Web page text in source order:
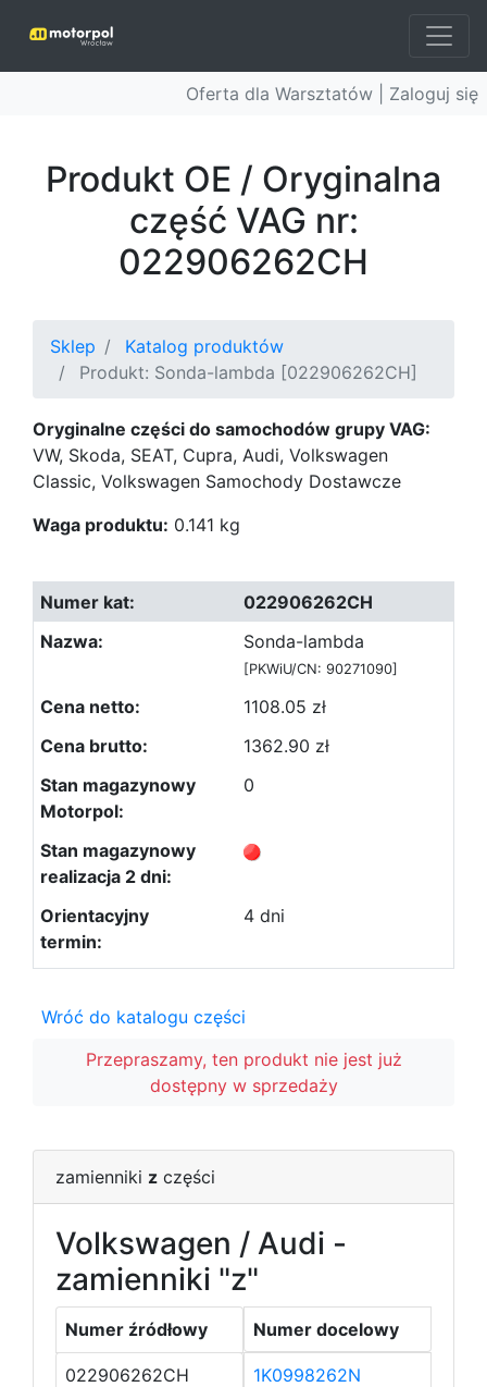
Oferta dla Warsztatów | Zaloguj się
Produkt OE / Oryginalna
część VAG nr:
022906262CH
Sklep
Katalog produktów
Produkt: Sonda-lambda [022906262CH]
Oryginalne części do samochodów grupy VAG:
VW, Skoda, SEAT, Cupra, Audi, Volkswagen
Classic, Volkswagen Samochody Dostawcze
Waga produktu: 0.141 kg
022906262CH
Sonda-lambda
[PKWiU/CN: 90271090]
1108.05 zł
1362.90 zł
0
4 dni
Wróć do katalogu części
Przepraszamy, ten produkt nie jest już
dostępny w sprzedaży
zamienniki z części
Volkswagen / Audi -
zamienniki "z"
Numer źródłowy Numer docelowy
022906262CH 1K0998262N